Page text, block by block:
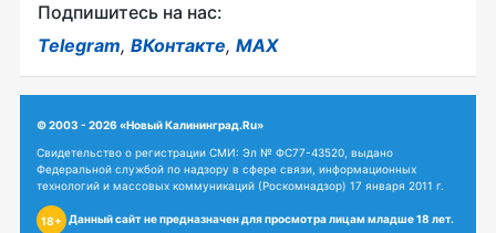
Подпишитесь на нас:
Telegram, ВКонтакте, MAX
© 2003 - 2026 «Новый Калининград.Ru»
Свидетельство о регистрации СМИ: Эл № ФС77-43520, выдано
Федеральной службой по надзору в сфере связи, информационных
технологий и массовых коммуникаций (Роскомнадзор) 17 января 2011 г.
18+ Данный сайт не предназначен для просмотра лицам младше 18 лет.